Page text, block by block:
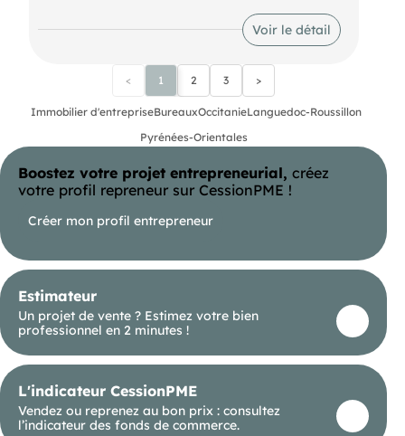
Voir le détail
< 1 2 3 >
Immobilier d'entrepriseBureauxOccitanieLanguedoc-Roussillon
Pyrénées-Orientales
Boostez votre projet entrepreneurial, créez
votre profil repreneur sur CessionPME !
Créer mon profil entrepreneur
Estimateur
Un projet de vente ? Estimez votre bien
professionnel en 2 minutes !
L'indicateur CessionPME
Vendez ou reprenez au bon prix : consultez
l’indicateur des fonds de commerce.